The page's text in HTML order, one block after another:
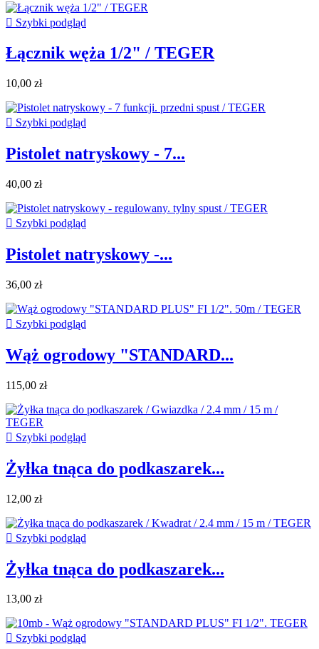
 Szybki podgląd
Łącznik węża 1/2" / TEGER
10,00 zł
 Szybki podgląd
Pistolet natryskowy - 7...
40,00 zł
 Szybki podgląd
Pistolet natryskowy -...
36,00 zł
 Szybki podgląd
Wąż ogrodowy "STANDARD...
115,00 zł
 Szybki podgląd
Żyłka tnąca do podkaszarek...
12,00 zł
 Szybki podgląd
Żyłka tnąca do podkaszarek...
13,00 zł
 Szybki podgląd